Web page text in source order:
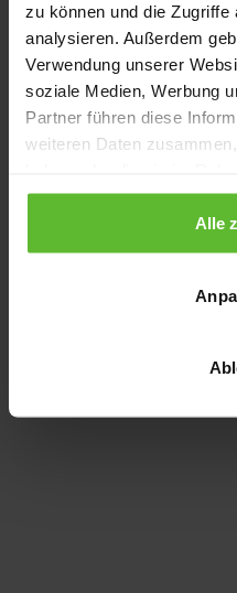
zu können und die
analysieren. Außerdem
Verwendung unserer
soziale Medien, Werbung
Partner führen diese
weiteren Daten
gesammelt haben.
Alle
Application error: a client-
loading www.kurzwego.de